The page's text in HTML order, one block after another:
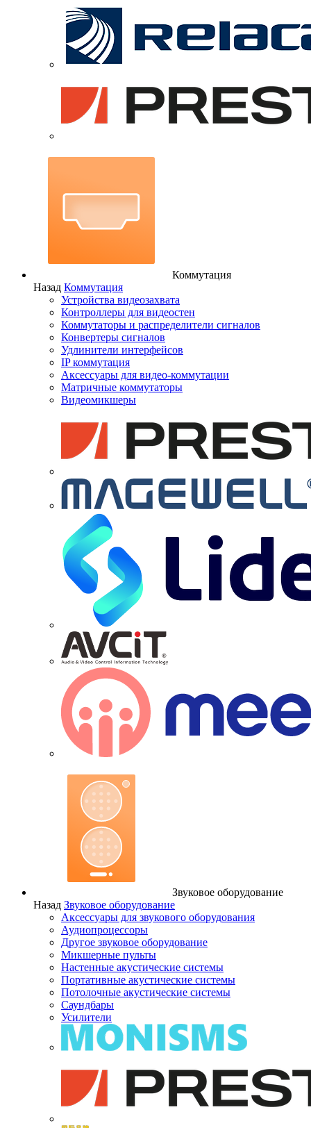
Коммутация
Назад Коммутация
Устройства видеозахвата
Контроллеры для видеостен
Коммутаторы и распределители сигналов
Конвертеры сигналов
Удлинители интерфейсов
IP коммутация
Аксессуары для видео-коммутации
Матричные коммутаторы
Видеомикшеры
Звуковое оборудование
Назад Звуковое оборудование
Аксессуары для звукового оборудования
Аудиопроцессоры
Другое звуковое оборудование
Микшерные пульты
Настенные акустические системы
Портативные акустические системы
Потолочные акустические системы
Саундбары
Усилители